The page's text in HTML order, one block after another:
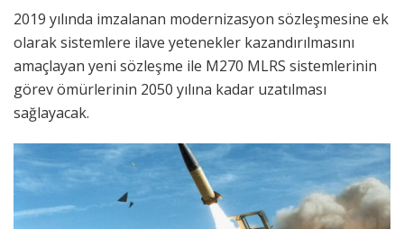
2019 yılında imzalanan modernizasyon sözleşmesine ek
olarak sistemlere ilave yetenekler kazandırılmasını
amaçlayan yeni sözleşme ile M270 MLRS sistemlerinin
görev ömürlerinin 2050 yılına kadar uzatılması
sağlayacak.